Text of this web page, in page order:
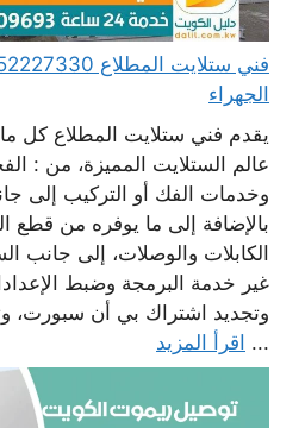
الجهراء
يقدم فني ستلايت المطلاع كل
عالم الستلايت المميزة، من :
وخدمات الفك أو التركيب إلى
بالإضافة إلى ما يوفره من قطع
الكابلات والوصلات، إلى جانب
غير خدمة البرمجة وضبط
وتجديد اشتراك بي أن سبورت،
... اقرأ المزيد